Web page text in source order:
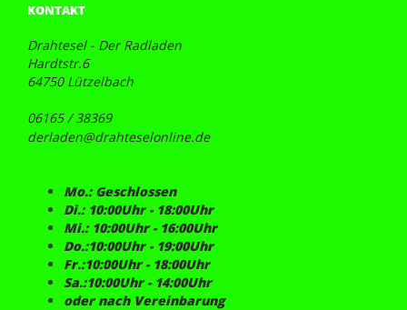
KONTAKT
Drahtesel - Der Radladen
Hardtstr.6
64750 Lützelbach
06165 / 38369
derladen@drahteselonline.de
Mo.: Geschlossen
Di.: 10:00Uhr - 18:00Uhr
Mi.: 10:00Uhr - 16:00Uhr
Do.:10:00Uhr - 19:00Uhr
Fr.:10:00Uhr - 18:00Uhr
Sa.:10:00Uhr - 14:00Uhr
oder nach Vereinbarung